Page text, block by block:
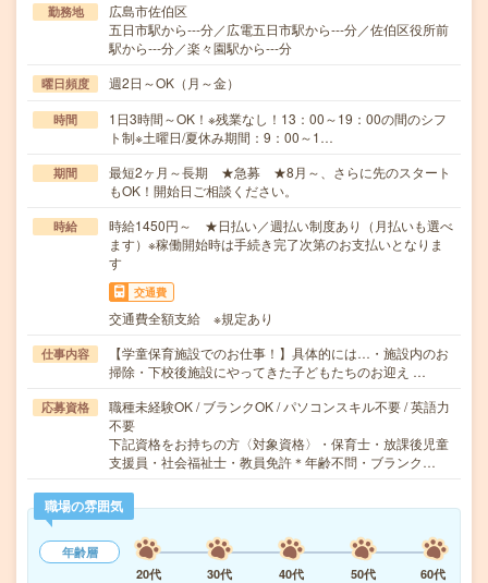
勤務地
広島市佐伯区
五日市駅から---分／広電五日市駅から---分／佐伯区役所前
駅から---分／楽々園駅から---分
曜日頻度 週2日～OK（月～金）
時間
1日3時間～OK！※残業なし！13：00～19：00の間のシフ
ト制※土曜日/夏休み期間：9：00～1…
期間
最短2ヶ月～長期 ★急募 ★8月～、さらに先のスタート
もOK！開始日ご相談ください。
時給
時給1450円～ ★日払い／週払い制度あり（月払いも選べ
ます）※稼働開始時は手続き完了次第のお支払いとなりま
す
交通費
交通費全額支給 ※規定あり
仕事内容
【学童保育施設でのお仕事！】具体的には…・施設内のお
掃除・下校後施設にやってきた子どもたちのお迎え …
応募資格
職種未経験OK / ブランクOK / パソコンスキル不要 / 英語力
不要
下記資格をお持ちの方〈対象資格〉・保育士・放課後児童
支援員・社会福祉士・教員免許＊年齢不問・ブランク…
職場の雰囲気
年齢層
20代
30代 40代 50代
60代